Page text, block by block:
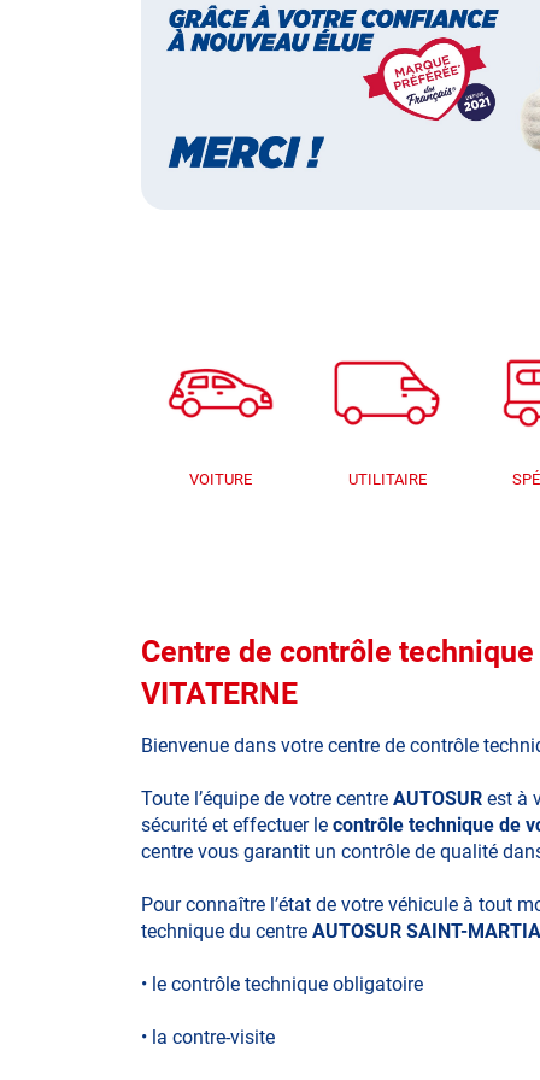
VOITURE UTILITAIRE
Centre de contrôle technique
VITATERNE
Bienvenue dans votre centre de contrôle
Toute l’équipe de votre centre AUTOSUR est à
sécurité et effectuer le contrôle technique de
centre vous garantit un contrôle de qualité
Pour connaître l’état de votre véhicule à tout
technique du centre AUTOSUR SAINT-
• le contrôle technique obligatoire
• la contre-visite